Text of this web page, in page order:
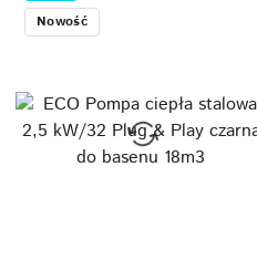
30
dniNowość